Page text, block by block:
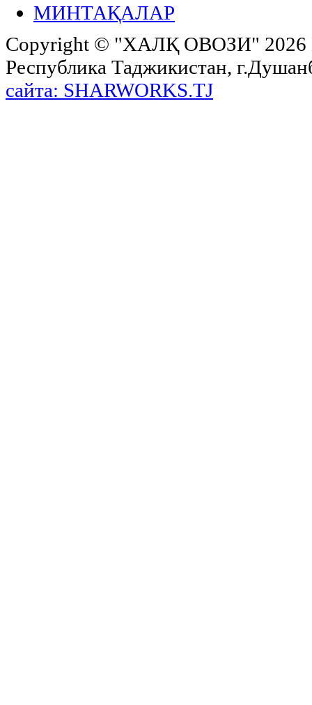
МИНТАҚАЛАР
Copyright © "ХАЛҚ ОВОЗИ"
Республика Таджикистан,
сайта: SHARWORKS.TJ